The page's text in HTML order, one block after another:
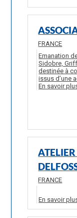
FRANCE
Emanation
Sidobre,
destinée à
issus d’une
En savoir
FRANCE
En savoir